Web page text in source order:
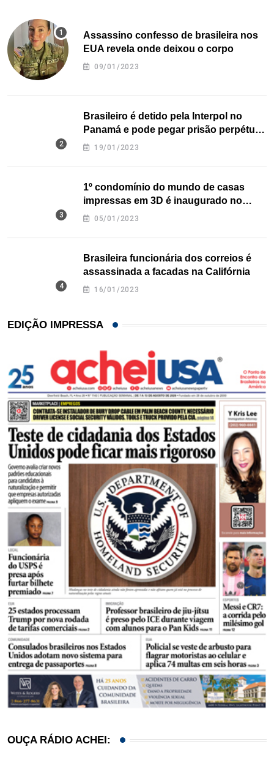
Assassino confesso de brasileira nos
EUA revela onde deixou o corpo
09/01/2023
Brasileiro é detido pela Interpol no
Panamá e pode pegar prisão perpétua
nos EUA
19/01/2023
1º condomínio do mundo de casas
impressas em 3D é inaugurado no
Texas
05/01/2023
Brasileira funcionária dos correios é
assassinada a facadas na Califórnia
16/01/2023
EDIÇÃO IMPRESSA
OUÇA RÁDIO ACHEI: